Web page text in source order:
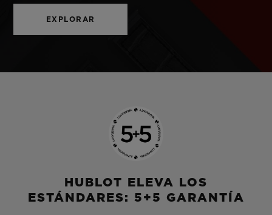
EXPLORAR
HUBLOT ELEVA LOS
ESTÁNDARES: 5+5 GARANTÍA